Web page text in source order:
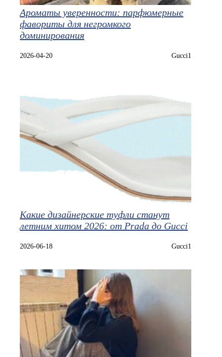
Ароматы уверенности: парфюмерные
фавориты для негромкого
доминирования
2026-04-20 Gucci1
Какие дизайнерские туфли станут
летним хитом 2026: от Prada до Gucci
2026-06-18 Gucci1